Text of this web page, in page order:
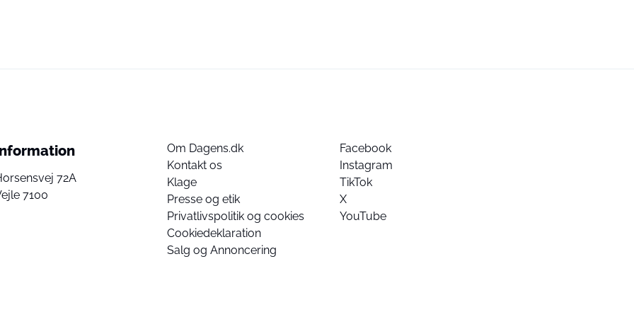
72A
7100
Om Dagens.dk
Kontakt os
Klage
Presse og etik
Privatlivspolitik og cookies
Cookiedeklaration
Salg og Annoncering
Facebook
Instagram
TikTok
X
YouTube